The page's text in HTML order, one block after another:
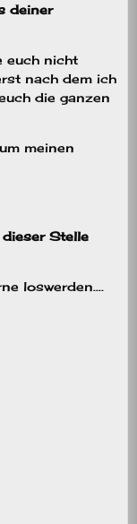
deiner
euch nicht
nach dem ich
die ganzen
meinen
Stelle
loswerden….